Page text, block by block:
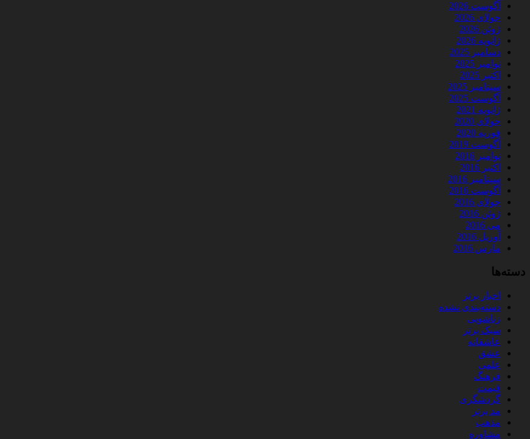
آگوست 2026
جولای 2026
ژوئن 2026
ژانویه 2026
دسامبر 2025
نوامبر 2025
اکتبر 2025
سپتامبر 2025
آگوست 2025
ژانویه 2021
جولای 2020
فوریه 2020
آگوست 2019
نوامبر 2016
اکتبر 2016
سپتامبر 2016
آگوست 2016
جولای 2016
ژوئن 2016
می 2016
آوریل 2016
مارس 2016
دسته‌ها
اخبار برتر
دسته‌بندی نشده
زناشویی
سبک برتر
عاشقانه
عشق
علمی
فرهنگ
قیمت
گردشگری
مد برتر
مذهب
مشاوره